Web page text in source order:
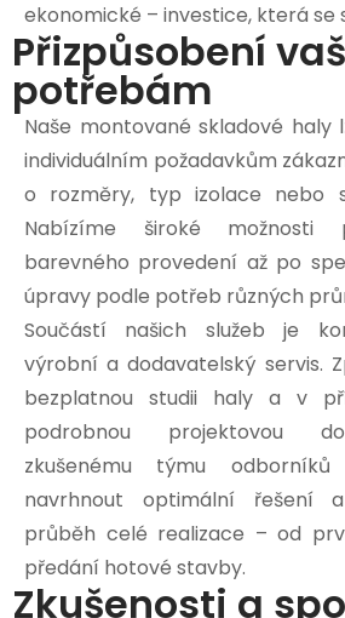
ekonomické – investice, která
Přizpůsobení
potřebám
Naše montované skladové haly
individuálním požadavkům
o rozměry, typ izolace nebo
Nabízíme široké možnosti
barevného provedení až po
úpravy podle potřeb různých
Součástí našich služeb je
výrobní a dodavatelský servis.
bezplatnou studii haly a v
podrobnou projektovou
zkušenému týmu
navrhnout optimální řešení
průběh celé realizace – od
předání hotové stavby.
Zkušenosti a